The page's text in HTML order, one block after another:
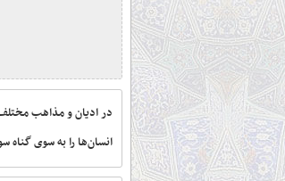
در ادیان و مذاهب
انسان‌ها را به سوی